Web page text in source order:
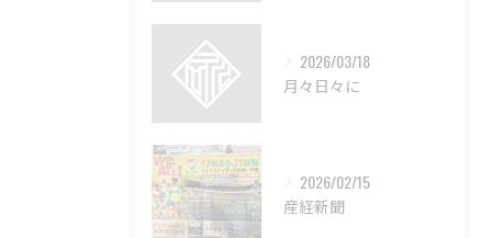
2026/03/18
月々日々に
2026/02/15
産経新聞